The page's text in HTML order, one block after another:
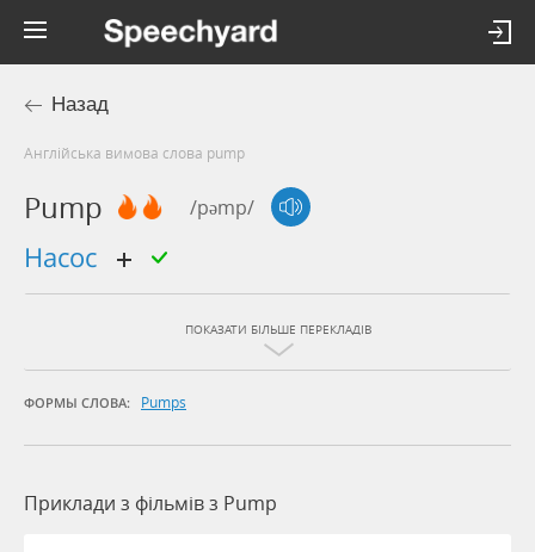
Назад
Англійська вимова слова pump
Pump /pəmp/
насос
ПОКАЗАТИ БІЛЬШЕ ПЕРЕКЛАДІВ
ФОРМЫ СЛОВА: Pumps
Приклади з фільмів з Pump